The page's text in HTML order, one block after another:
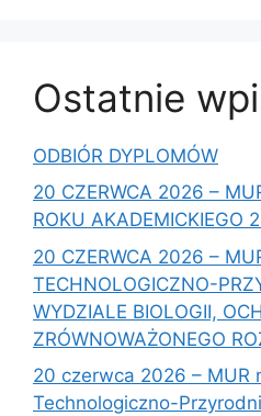
Ostatnie
ODBIÓR DYPLOMÓW
20 CZERWCA 2026 –
ROKU AKADEMICKIEGO
20 CZERWCA 2026 –
TECHNOLOGICZNO-
WYDZIALE BIOLOGII,
ZRÓWNOWAŻONEGO
20 czerwca 2026 – MUR
Technologiczno-